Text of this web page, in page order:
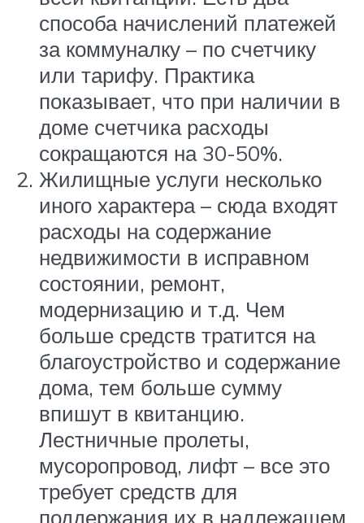
способа начислений платежей
за коммуналку – по счетчику
или тарифу. Практика
показывает, что при наличии в
доме счетчика расходы
сокращаются на 30-50%.
Жилищные услуги несколько
иного характера – сюда входят
расходы на содержание
недвижимости в исправном
состоянии, ремонт,
модернизацию и т.д. Чем
больше средств тратится на
благоустройство и содержание
дома, тем больше сумму
впишут в квитанцию.
Лестничные пролеты,
мусоропровод, лифт – все это
требует средств для
поддержания их в надлежащем